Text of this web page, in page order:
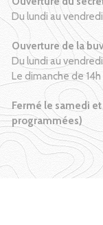
Du lundi au
Ouverture de la
Du lundi au
Le dimanche de
Fermé le samedi
programmées)